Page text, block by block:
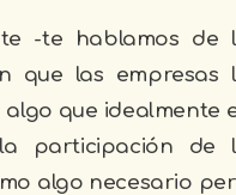
-te hablamos de
que las empresas
que idealmente
participación de
algo necesario